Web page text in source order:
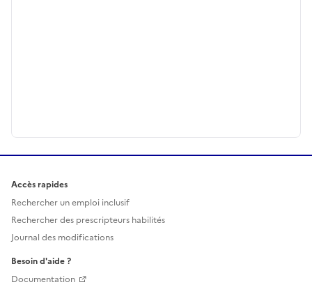
Accès rapides
Rechercher un emploi inclusif
Rechercher des prescripteurs habilités
Journal des modifications
Besoin d'aide ?
Documentation